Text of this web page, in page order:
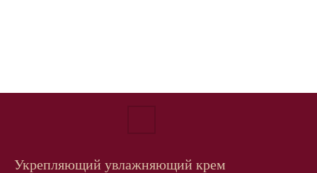
Укрепляющий увлажняющий крем